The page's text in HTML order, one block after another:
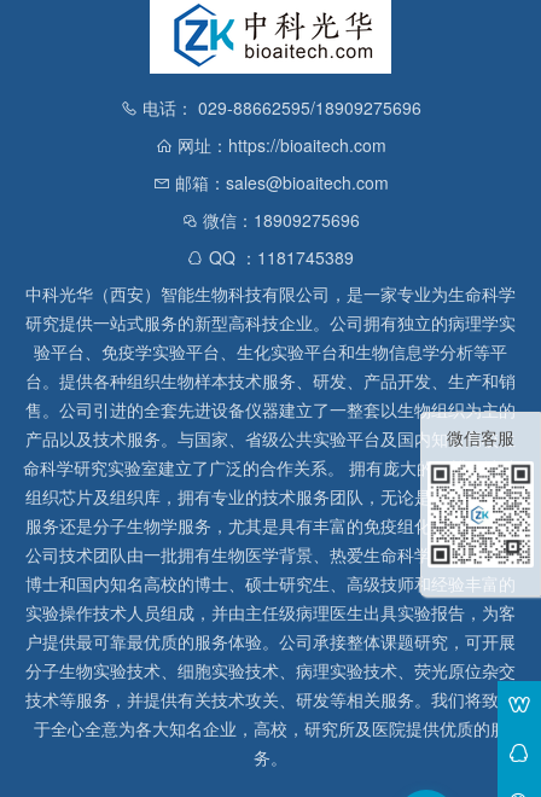
电话： 029-88662595/18909275696
网址：https://bioaitech.com
邮箱：sales@bioaitech.com
微信：18909275696
QQ ：1181745389
中科光华（西安）智能生物科技有限公司，是一家专业为生命科学
研究提供一站式服务的新型高科技企业。公司拥有独立的病理学实
验平台、免疫学实验平台、生化实验平台和生物信息学分析等平
台。提供各种组织生物样本技术服务、研发、产品开发、生产和销
售。公司引进的全套先进设备仪器建立了一整套以生物组织为主的
产品以及技术服务。与国家、省级公共实验平台及国内知名高校生
命科学研究实验室建立了广泛的合作关系。 拥有庞大的石蜡、冰冻
组织芯片及组织库，拥有专业的技术服务团队，无论是形态病理学
服务还是分子生物学服务，尤其是具有丰富的免疫组化实验经验，
公司技术团队由一批拥有生物医学背景、热爱生命科学研究的留美
博士和国内知名高校的博士、硕士研究生、高级技师和经验丰富的
实验操作技术人员组成，并由主任级病理医生出具实验报告，为客
户提供最可靠最优质的服务体验。公司承接整体课题研究，可开展
分子生物实验技术、细胞实验技术、病理实验技术、荧光原位杂交
技术等服务，并提供有关技术攻关、研发等相关服务。我们将致力
于全心全意为各大知名企业，高校，研究所及医院提供优质的服
务。
微信客服